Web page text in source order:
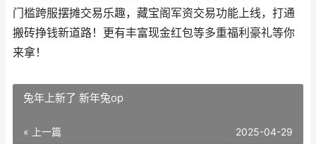
门槛跨服摆摊交易乐趣，藏宝阁军资交易功能上线，打通
搬砖挣钱新道路！更有丰富现金红包等多重福利豪礼等你
来拿！
兔年上新了 新年兔op
« 上一篇 2025-04-29